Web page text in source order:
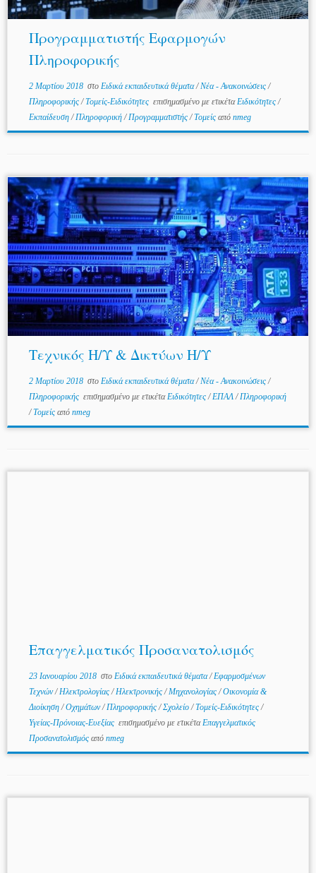
Προγραμματιστής Εφαρμογών
Πληροφορικής
2 Μαρτίου 2018στο Ειδικά εκπαιδευτικά θέματα/Νέα - Ανακοινώσεις/
Πληροφορικής/Τομείς-Ειδικότητες επισημασμένο με ετικέταΕιδικότητες/
Εκπαίδευση/Πληροφορική/Προγραμματιστής/Τομείς από nmeg
Τεχνικός Η/Υ & Δικτύων Η/Υ
2 Μαρτίου 2018στο Ειδικά εκπαιδευτικά θέματα/Νέα - Ανακοινώσεις/
Πληροφορικής επισημασμένο με ετικέταΕιδικότητες/ΕΠΑΛ/Πληροφορική
/Τομείς από nmeg
Επαγγελματικός Προσανατολισμός
23 Ιανουαρίου 2018στο Ειδικά εκπαιδευτικά θέματα/Εφαρμοσμένων
Τεχνών/Ηλεκτρολογίας/Ηλεκτρονικής/Μηχανολογίας/Οικονομία &
Διοίκηση/Οχημάτων/Πληροφορικής/Σχολείο/Τομείς-Ειδικότητες/
Υγείας-Πρόνοιας-Ευεξίας επισημασμένο με ετικέταΕπαγγελματικός
Προσανατολισμός από nmeg